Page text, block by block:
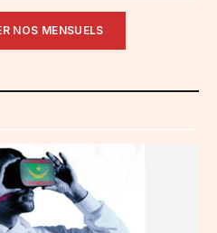
NOS MENSUELS